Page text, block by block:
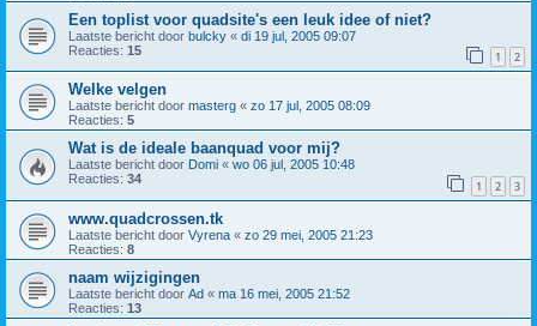
Een toplist voor quadsite's een leuk idee of niet?
Laatste bericht door bulcky « di 19 jul, 2005 09:07
Reacties: 15 1 2
Welke velgen
Laatste bericht door masterg « zo 17 jul, 2005 08:09
Reacties: 5
Wat is de ideale baanquad voor mij?
Laatste bericht door Domi « wo 06 jul, 2005 10:48
Reacties: 34 1 2 3
www.quadcrossen.tk
Laatste bericht door Vyrena « zo 29 mei, 2005 21:23
Reacties: 8
naam wijzigingen
Laatste bericht door Ad « ma 16 mei, 2005 21:52
Reacties: 13